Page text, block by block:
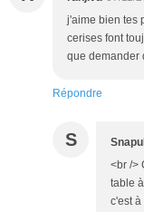
j'aime bien tes
cerises font
que demander
Répondre
S
<br />
table
c'est